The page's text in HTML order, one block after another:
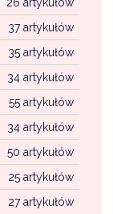
37 artykułów
35 artykułów
34 artykułów
55 artykułów
34 artykułów
50 artykułów
25 artykułów
27 artykułów